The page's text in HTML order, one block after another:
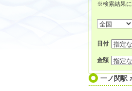
※検索結果に
日付
金額
一ノ関駅